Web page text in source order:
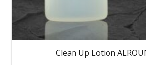
Clean Up Lotion